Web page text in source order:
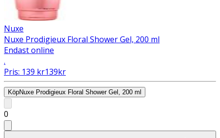
Nuxe
Nuxe Prodigieux Floral Shower Gel, 200 ml
Endast online
.
Pris: 139 kr139kr
KöpNuxe Prodigieux Floral Shower Gel, 200 ml
0